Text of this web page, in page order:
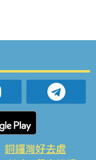
銅鑼灣好去處